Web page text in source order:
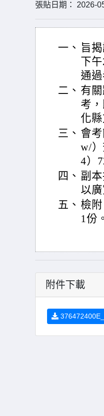
張貼日期： 2026-
一、 旨
下
通
二、 有
考
化縣
三、 會
w/
4）
四、 副
以廣
五、 檢
1份。
附件下載